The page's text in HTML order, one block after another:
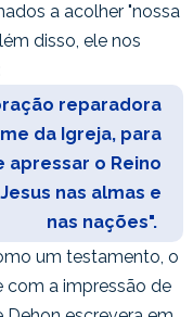
a acolher "nossa
disso, ele nos
reparadora
da Igreja, para
apressar o Reino
nas almas e
nas nações".
um testamento, o
com a impressão de